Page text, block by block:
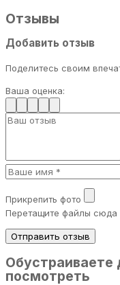
Отзывы
Добавить отзыв
Поделитесь своим
Ваша оценка:
Прикрепить фото
Перетащите файлы сюда
Отправить отзыв
посмотреть